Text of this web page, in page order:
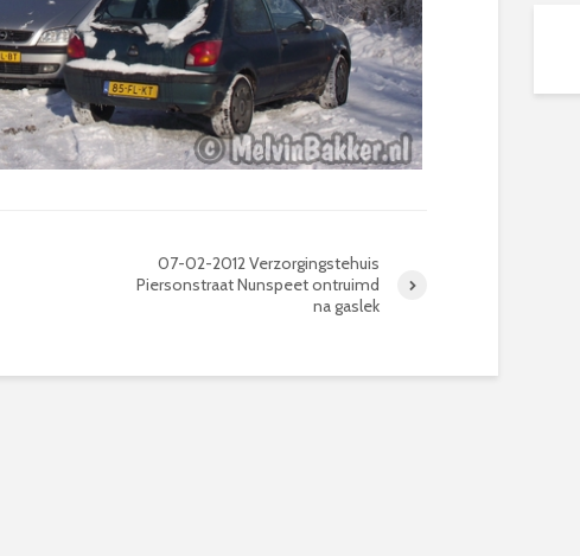
07-02-2012 Verzorgingstehuis
Piersonstraat Nunspeet ontruimd
na gaslek